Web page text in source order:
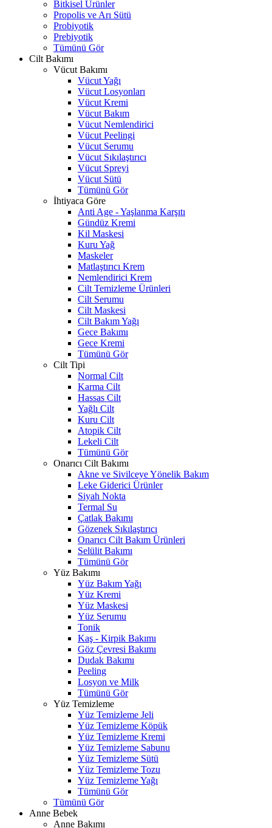
Bitkisel Ürünler
Propolis ve Arı Sütü
Probiyotik
Prebiyotik
Tümünü Gör
Cilt Bakımı
Vücut Bakımı
Vücut Yağı
Vücut Losyonları
Vücut Kremi
Vücut Bakım
Vücut Nemlendirici
Vücut Peelingi
Vücut Serumu
Vücut Sıkılaştırıcı
Vücut Spreyi
Vücut Sütü
Tümünü Gör
İhtiyaca Göre
Anti Age - Yaşlanma Karşıtı
Gündüz Kremi
Kil Maskesi
Kuru Yağ
Maskeler
Matlaştırıcı Krem
Nemlendirici Krem
Cilt Temizleme Ürünleri
Cilt Serumu
Cilt Maskesi
Cilt Bakım Yağı
Gece Bakımı
Gece Kremi
Tümünü Gör
Cilt Tipi
Normal Cilt
Karma Cilt
Hassas Cilt
Yağlı Cilt
Kuru Cilt
Atopik Cilt
Lekeli Cilt
Tümünü Gör
Onarıcı Cilt Bakımı
Akne ve Sivilceye Yönelik Bakım
Leke Giderici Ürünler
Siyah Nokta
Termal Su
Çatlak Bakımı
Gözenek Sıkılaştırıcı
Onarıcı Cilt Bakım Ürünleri
Selülit Bakımı
Tümünü Gör
Yüz Bakımı
Yüz Bakım Yağı
Yüz Kremi
Yüz Maskesi
Yüz Serumu
Tonik
Kaş - Kirpik Bakımı
Göz Çevresi Bakımı
Dudak Bakımı
Peeling
Losyon ve Milk
Tümünü Gör
Yüz Temizleme
Yüz Temizleme Jeli
Yüz Temizleme Köpük
Yüz Temizleme Kremi
Yüz Temizleme Sabunu
Yüz Temizleme Sütü
Yüz Temizleme Tozu
Yüz Temizleme Yağı
Tümünü Gör
Tümünü Gör
Anne Bebek
Anne Bakımı